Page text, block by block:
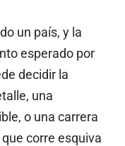
un país, y la
esperado por
decidir la
una
o una carrera
corre esquiva